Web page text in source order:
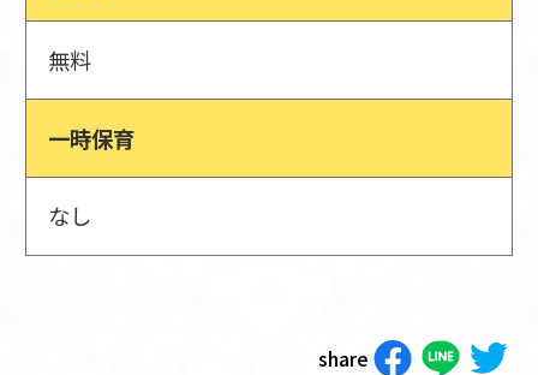
無料
一時保育
なし
share